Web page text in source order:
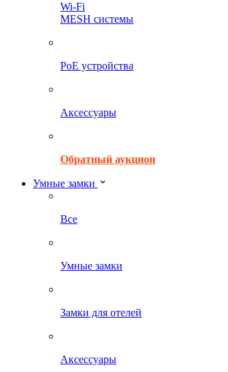
Wi-Fi
MESH системы
PoE устройства
Аксессуары
Обратный аукцион
Умные замки
Все
Умные замки
Замки для отелей
Аксессуары